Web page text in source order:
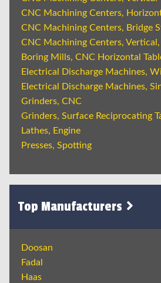
CNC Machining Centers,
CNC Machining Centers, Bridge
CNC Machining Centers,
Boring Mills, CNC Horizontal
Electrical Discharge Machines,
Electrical Discharge Machines,
Grinders, CNC
Grinders, Surface Reciprocating
Lathes, Engine
Presses, Spotting
Top Manufacturers
Doosan
Fadal
Haas